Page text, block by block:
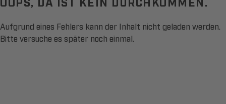
Aufgrund eines Fehlers kann der Inhalt nicht geladen werden.
Bitte versuche es später noch einmal.